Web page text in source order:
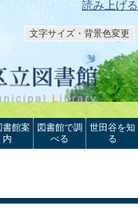
読み上げる
文字サイズ・背景色変更
書館案
内
図書館で調
べる
世田谷を知
る